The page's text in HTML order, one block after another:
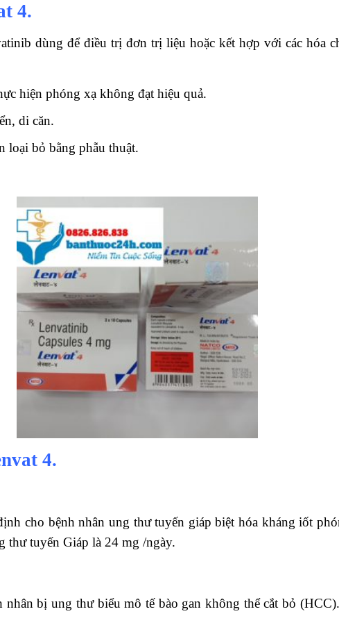
4.
dùng để điều trị đơn trị liệu hoặc kết hợp với các hóa
hiện phóng xạ không đạt hiệu quả.
di căn.
loại bỏ bằng phẫu thuật.
4.
cho bệnh nhân ung thư tuyến giáp biệt hóa kháng iốt
thư tuyến Giáp là 24 mg /ngày.
bị ung thư biểu mô tế bào gan không thể cắt bỏ